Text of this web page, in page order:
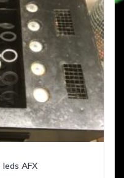
leds AFX